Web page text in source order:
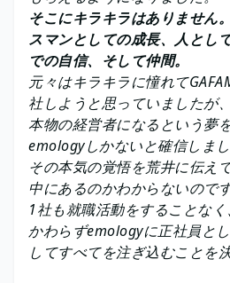
そこにキラキラはありません
スマンとしての成長、人とし
での自信、そして仲間。
元々はキラキラに憧れて
社しようと思っていましたが、
本物の経営者になるという夢
emologyしかないと確信しまし
その本気の覚悟を荒井に伝え
中にあるのかわからないのです
1社も就職活動をすることな
かわらずemologyに正社員と
してすべてを注ぎ込むことを